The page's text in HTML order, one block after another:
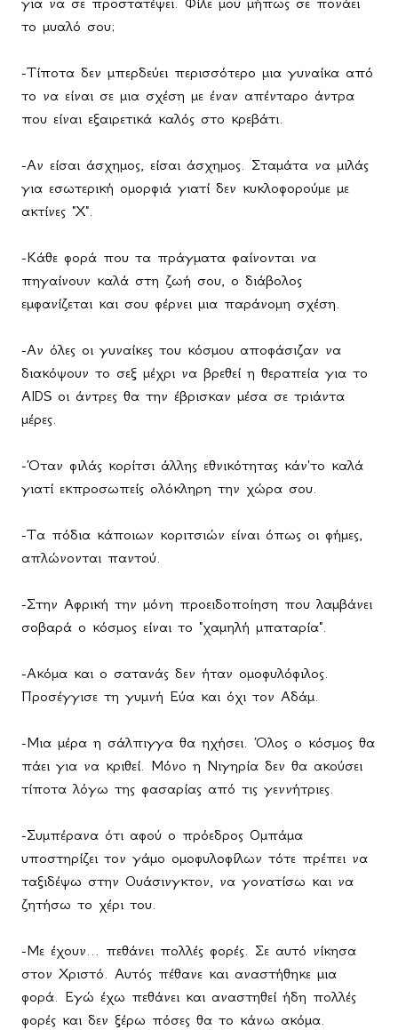
το μυαλό σου;
-Τίποτα δεν μπερδεύει περισσότερο μια γυναίκα από
το να είναι σε μια σχέση με έναν απένταρο άντρα
που είναι εξαιρετικά καλός στο κρεβάτι.
-Αν είσαι άσχημος, είσαι άσχημος. Σταμάτα να μιλάς
για εσωτερική ομορφιά γιατί δεν κυκλοφορούμε με
ακτίνες "Χ".
-Κάθε φορά που τα πράγματα φαίνονται να
πηγαίνουν καλά στη ζωή σου, ο διάβολος
εμφανίζεται και σου φέρνει μια παράνομη σχέση.
-Αν όλες οι γυναίκες του κόσμου αποφάσιζαν να
διακόψουν το σεξ μέχρι να βρεθεί η θεραπεία για το
AIDS οι άντρες θα την έβρισκαν μέσα σε τριάντα
μέρες.
-Όταν φιλάς κορίτσι άλλης εθνικότητας κάν'το καλά
γιατί εκπροσωπείς ολόκληρη την χώρα σου.
-Τα πόδια κάποιων κοριτσιών είναι όπως οι φήμες,
απλώνονται παντού.
-Στην Αφρική την μόνη προειδοποίηση που λαμβάνει
σοβαρά ο κόσμος είναι το "χαμηλή μπαταρία".
-Ακόμα και ο σατανάς δεν ήταν ομοφυλόφιλος.
Προσέγγισε τη γυμνή Εύα και όχι τον Αδάμ.
-Μια μέρα η σάλπιγγα θα ηχήσει. Όλος ο κόσμος θα
πάει για να κριθεί. Μόνο η Νιγηρία δεν θα ακούσει
τίποτα λόγω της φασαρίας από τις γεννήτριες.
-Συμπέρανα ότι αφού ο πρόεδρος Ομπάμα
υποστηρίζει τον γάμο ομοφυλοφίλων τότε πρέπει να
ταξιδέψω στην Ουάσινγκτον, να γονατίσω και να
ζητήσω το χέρι του.
-Με έχουν... πεθάνει πολλές φορές. Σε αυτό νίκησα
στον Χριστό. Αυτός πέθανε και αναστήθηκε μια
φορά. Εγώ έχω πεθάνει και αναστηθεί ήδη πολλές
φορές και δεν ξέρω πόσες θα το κάνω ακόμα.